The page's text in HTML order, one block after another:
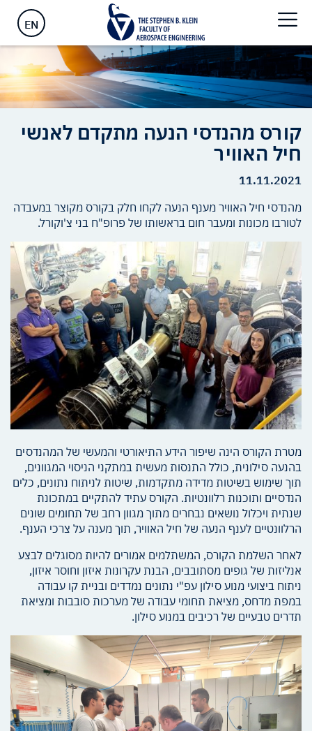
EN
קורס מהנדסי הנעה מתקדם לאנשי חיל האוויר
קורס מהנדסי הנעה מתקדם לאנשי
חיל האוויר
11.11.2021
מהנדסי חיל האוויר מענף הנעה לקחו חלק בקורס מקוצר במעבדה
לטורבו מכונות ומעבר חום בראשותו של פרופ"ח בני צ'וקורל.
מטרת הקורס הינה שיפור הידע התיאורטי והמעשי של המהנדסים
בהנעה סילונית, כולל התנסות מעשית במתקני הניסוי המגוונים,
תוך שימוש בשיטות מדידה מתקדמות, שיטות לניתוח נתונים, כלים
הנדסיים ותוכנות רלוונטיות. הקורס עתיד להתקיים במתכונת
שנתית ויכלול נושאים נבחרים מתוך מגוון רחב של תחומים שונים
הרלוונטיים לענף הנעה של חיל האוויר, תוך מענה על צרכי הענף.
לאחר השלמת הקורס, המשתלמים אמורים להיות מסוגלים לבצע
אנליזות של גופים מסתובבים, הבנת עקרונות איזון וחוסר איזון,
ניתוח ביצועי מנוע סילון עפ"י נתונים נמדדים ובניית קו עבודה
במפת מדחס, מציאת תחומי עבודה של מערכות סובבות ומציאת
תדרים טבעיים של רכיבים במנוע סילון.